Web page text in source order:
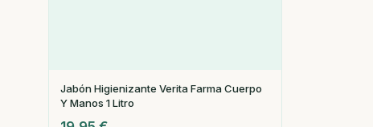
Jabón Higienizante Verita Farma Cuerpo
Y Manos 1 Litro